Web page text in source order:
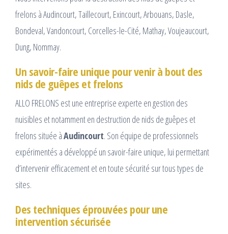
frelons à Audincourt, Taillecourt, Exincourt, Arbouans, Dasle,
Bondeval, Vandoncourt, Corcelles-le-Cité, Mathay, Voujeaucourt,
Dung, Nommay.
Un savoir-faire unique pour venir à bout des
nids de guêpes et frelons
ALLO FRELONS est une entreprise experte en gestion des
nuisibles et notamment en destruction de nids de guêpes et
frelons située àAudincourt. Son équipe de professionnels
expérimentés a développé un savoir-faire unique, lui permettant
d’intervenir efficacement et en toute sécurité sur tous types de
sites.
Des techniques éprouvées pour une
intervention sécurisée